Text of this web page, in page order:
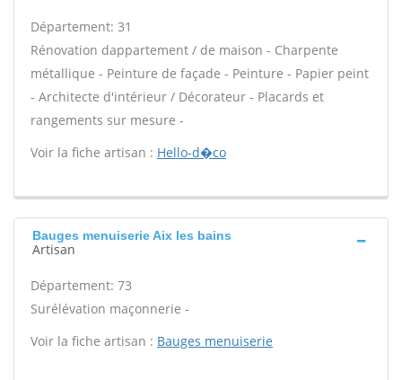
Département: 31
Rénovation dappartement / de maison - Charpente
métallique - Peinture de façade - Peinture - Papier peint
- Architecte d'intérieur / Décorateur - Placards et
rangements sur mesure -
Voir la fiche artisan : Hello-d�co
Bauges menuiserie Aix les bains
Artisan
Département: 73
Surélévation maçonnerie -
Voir la fiche artisan : Bauges menuiserie